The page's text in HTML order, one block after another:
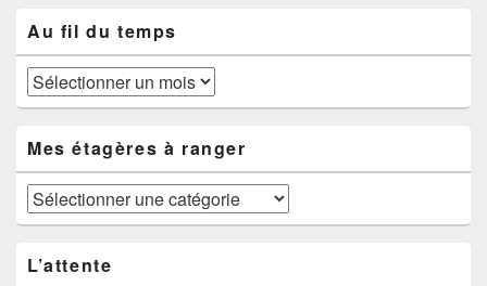
Au fil du temps
Au
fil
temps
Mes étagères à ranger
Mes
étagères
ranger
L’attente